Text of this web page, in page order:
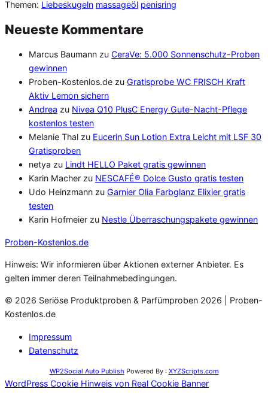
Themen: Liebeskugeln massageöl penisring
Neueste Kommentare
Marcus Baumann zu CeraVe: 5.000 Sonnenschutz-Proben
gewinnen
Proben-Kostenlos.de zu Gratisprobe WC FRISCH Kraft
Aktiv Lemon sichern
Andrea zu Nivea Q10 PlusC Energy Gute-Nacht-Pflege
kostenlos testen
Melanie Thal zu Eucerin Sun Lotion Extra Leicht mit LSF 30
Gratisproben
netya zu Lindt HELLO Paket gratis gewinnen
Karin Macher zu NESCAFÉ® Dolce Gusto gratis testen
Udo Heinzmann zu Garnier Olia Farbglanz Elixier gratis
testen
Karin Hofmeier zu Nestle Überraschungspakete gewinnen
Proben-Kostenlos.de
Hinweis: Wir informieren über Aktionen externer Anbieter. Es
gelten immer deren Teilnahmebedingungen.
© 2026 Seriöse Produktproben & Parfümproben 2026 | Proben-
Kostenlos.de
Impressum
Datenschutz
WP2Social Auto Publish Powered By : XYZScripts.com
WordPress Cookie Hinweis von Real Cookie Banner